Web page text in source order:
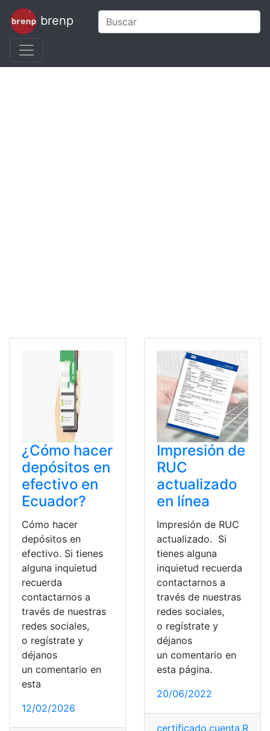
brenp
¿Cómo hacer
depósitos en
efectivo en
Ecuador?
Cómo hacer
depósitos en
efectivo. Si tienes
alguna inquietud
recuerda
contactarnos a
través de nuestras
redes sociales,
o regístrate y
déjanos
un comentario en
esta
12/02/2026
Impresión de
RUC
actualizado
en línea
Impresión de RUC
actualizado. Si
tienes alguna
inquietud recuerda
contactarnos a
través de nuestras
redes sociales,
o regístrate y
déjanos
un comentario en
esta página.
20/06/2022
certificado,cuenta,